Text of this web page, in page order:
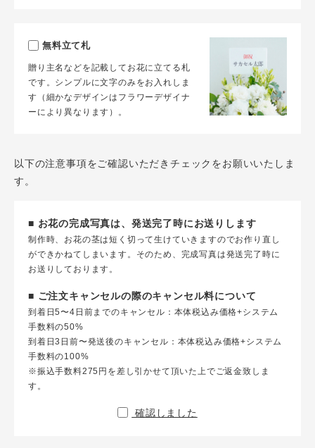
無料立て札
贈り主名などを記載してお花に立てる札
です。シンプルに文字のみをお入れしま
す（細かなデザインはフラワーデザイナ
ーにより異なります）。
以下の注意事項をご確認いただきチェックをお願いいたしま
す。
■ お花の完成写真は、発送完了時にお送りします
制作時、お花の茎は短く切って生けていきますのでお作り直し
ができかねてしまいます。そのため、完成写真は発送完了時に
お送りしております。
■ ご注文キャンセルの際のキャンセル料について
到着日5〜4日前までのキャンセル：本体税込み価格+システム
手数料の50%
到着日3日前〜発送後のキャンセル：本体税込み価格+システム
手数料の100%
※振込手数料275円を差し引かせて頂いた上でご返金致しま
す。
確認しました